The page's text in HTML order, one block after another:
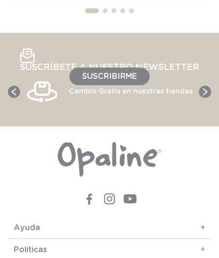
SUSCRÍBETE A NUESTRO NEWSLETTER
SUSCRIBIRME
Cambio Gratis en nuestras tiendas
Ayuda +
Políticas +